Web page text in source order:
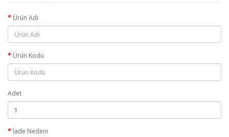
Ürün Adı
Ürün Kodu
Adet
İade Nedeni